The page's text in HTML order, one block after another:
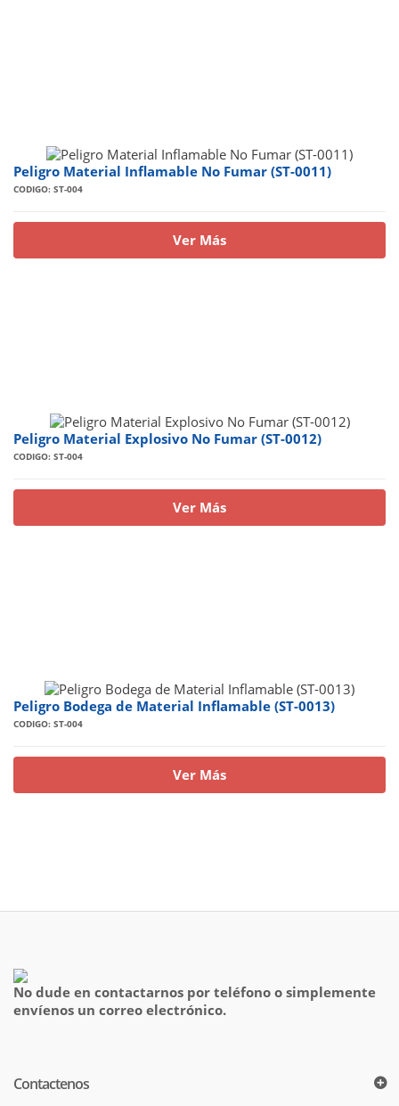
Peligro Material Inflamable No Fumar (ST-0011)
CODIGO: ST-004
Ver Más
Peligro Material Explosivo No Fumar (ST-0012)
CODIGO: ST-004
Ver Más
Peligro Bodega de Material Inflamable (ST-0013)
CODIGO: ST-004
Ver Más
No dude en contactarnos por teléfono o simplemente
envíenos un correo electrónico.
Contactenos